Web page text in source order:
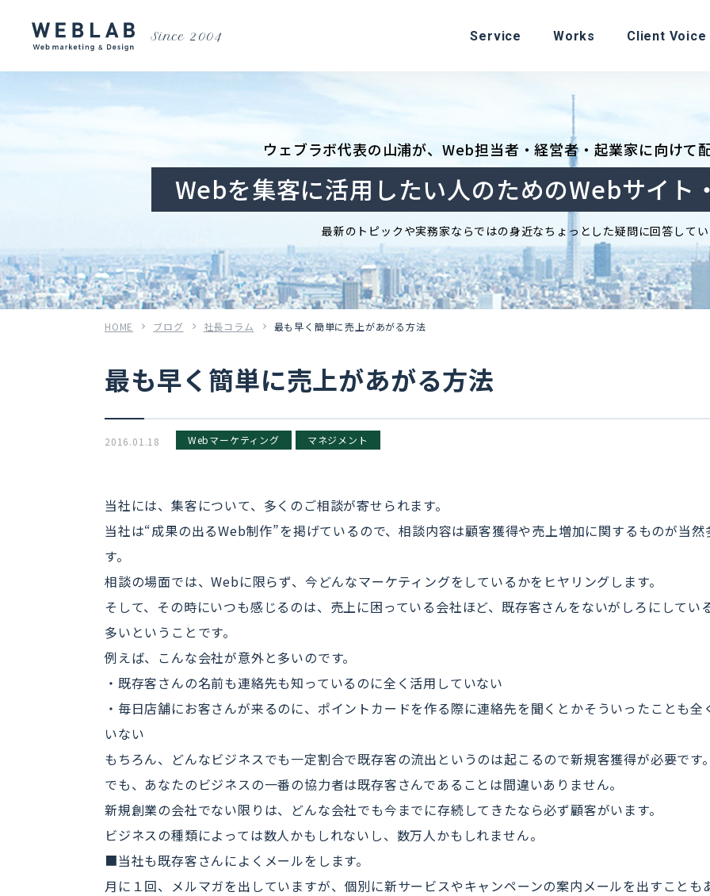
Since 2004 Service Works Client Voice
ウェブラボ代表の山浦が、 Web担当者・経営者・起業家に向けて
Webを集客に活用したい人のためのWebサイト
最新のトピックや実務家ならではの身近なちょっとした疑問に回答してい
HOME ブログ 社長コラム 最も早く簡単に売上があがる方法
最も早く簡単に売上があがる方法
2016.01.18 Webマーケティング マネジメント
当社には、集客について、多くのご相談が寄せられます。
当社は“成果の出るWeb制作”を掲げているので、相談内容は顧客獲得や売上増加に関するものが当然
す。
相談の場面では、Webに限らず、今どんなマーケティングをしているかをヒヤリングします。
そして、その時にいつも感じるのは、売上に困っている会社ほど、既存客さんをないがしろにしてい
多いということです。
例えば、こんな会社が意外と多いのです。
・既存客さんの名前も連絡先も知っているのに全く活用していない
・毎日店舗にお客さんが来るのに、ポイントカードを作る際に連絡先を聞くとかそういったことも全
いない
もちろん、どんなビジネスでも一定割合で既存客の流出というのは起こるので新規客獲得が必要です。
でも、あなたのビジネスの一番の協力者は既存客さんであることは間違いありません。
新規創業の会社でない限りは、どんな会社でも今までに存続してきたなら必ず顧客がいます。
ビジネスの種類によっては数人かもしれないし、数万人かもしれません。
■当社も既存客さんによくメールをします。
月に１回、メルマガを出していますが、個別に新サービスやキャンペーンの案内メールを出すことも